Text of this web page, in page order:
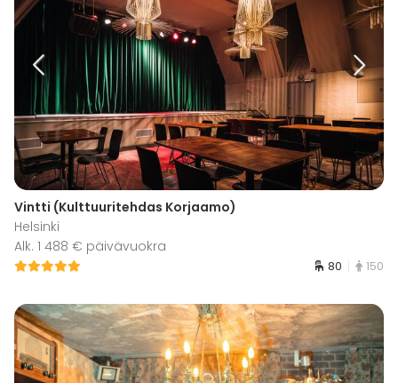
Vintti (Kulttuuritehdas Korjaamo)
Helsinki
Alk. 1 488 € päivävuokra
80 150